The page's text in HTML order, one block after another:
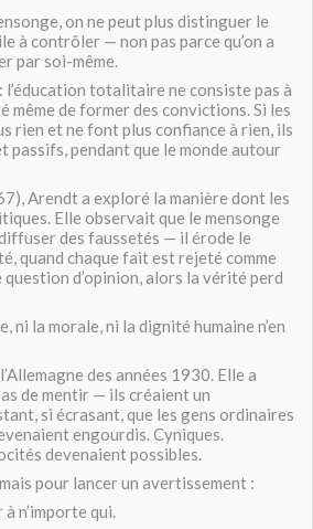
on ne peut plus distinguer le
à contrôler — non pas parce qu’on a
par soi-même.
l’éducation totalitaire ne consiste pas à
de former des convictions. Si les
rien et ne font plus confiance à rien, ils
pendant que le monde autour
Arendt a exploré la manière dont les
Elle observait que le mensonge
des faussetés — il érode le
quand chaque fait est rejeté comme
d’opinion, alors la vérité perd
ni la morale, ni la dignité humaine n’en
des années 1930. Elle a
de mentir — ils créaient un
si écrasant, que les gens ordinaires
engourdis. Cyniques.
devenaient possibles.
pour lancer un avertissement :
n’importe qui.